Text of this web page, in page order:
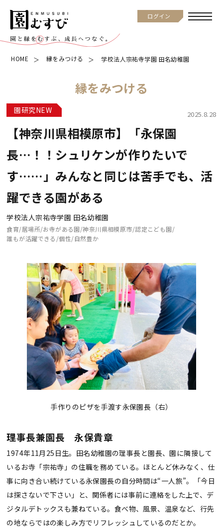
ログイン
HOME 縁をみつける 学校法人宗祐寺学園 田名幼稚園
縁をみつける
園研究NEW 2025.8.28
【神奈川県相模原市】「永保園
長…！！シュリケンが作りたいで
す……」みんなと同じは苦手でも、活
躍できる園がある
学校法人宗祐寺学園 田名幼稚園
食育 居場所 お寺がある園 神奈川県相模原市 認定こども園
誰もが活躍できる 個性 自然豊か
手作りのピザを手渡す永保園長（右）
理事長兼園長 永保貴章
1974年11月25日生。田名幼稚園の理事長と園長、園に隣接して
いるお寺「宗祐寺」の住職を務めている。ほとんど休みなく、仕
事に向き合い続けている永保園長の自分時間は“一人旅”。「今日
は探さないで下さい」と、関係者には事前に連絡をした上で、デ
ジタルデトックスも兼ねている。食べ物、風景、温泉など、行先
の地ならではの楽しみ方でリフレッシュしているのだとか。